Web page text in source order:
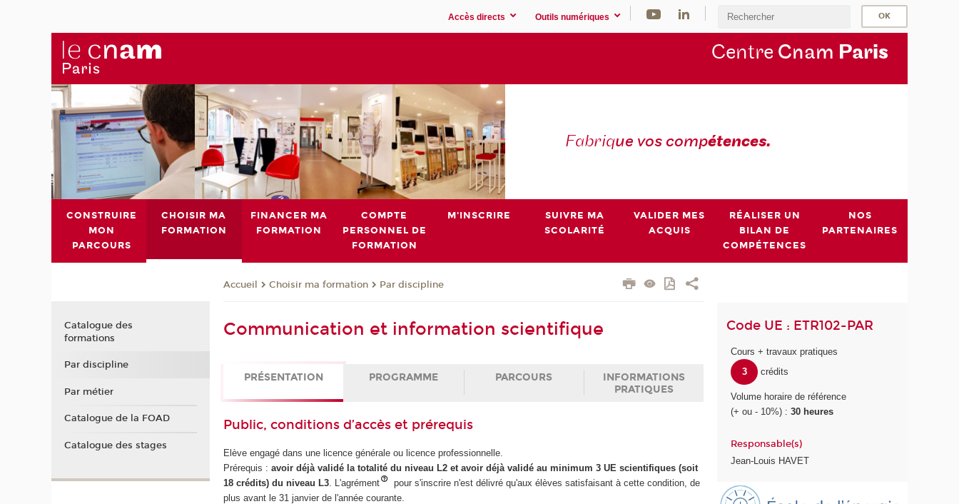
Accès directs Outils numériques
Centre Cnam Paris
Fabrique vos compétences.
CONSTRUIRE
MON
PARCOURS
CHOISIR MA
FORMATION
FINANCER MA
FORMATION
COMPTE
PERSONNEL DE
FORMATION
M'INSCRIRE
SUIVRE MA
SCOLARITÉ
VALIDER MES
ACQUIS
RÉALISER UN
BILAN DE
COMPÉTENCES
NOS
PARTENAIRES
Accueil Choisir ma formation Par discipline
Communication et information scientifique
PRÉSENTATION PROGRAMME PARCOURS
INFORMATIONS
PRATIQUES
Public, conditions d’accès et prérequis
Elève engagé dans une licence générale ou licence professionnelle.
Prérequis :avoir déjà validé la totalité du niveau L2 et avoir déjà validé au minimum 3 UE scientifiques (soit
18 crédits) du niveau L3 . L'agrément
pour s'inscrire n'est délivré qu'aux élèves satisfaisant à cette condition, de
plus avant le 31 janvier de l'année courante.
Code UE : ETR102-PAR
Cours + travaux pratiques
3
crédits
Volume horaire de référence
(+ ou - 10%) :30 heures
Responsable(s)
Jean-Louis HAVET
Catalogue des
formations
Par discipline
Par métier
Catalogue de la FOAD
Catalogue des stages